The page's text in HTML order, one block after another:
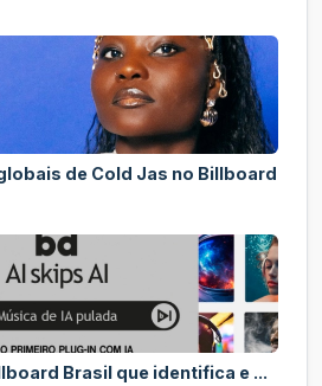
de Cold Jas no Billboard
Brasil que identifica e ...